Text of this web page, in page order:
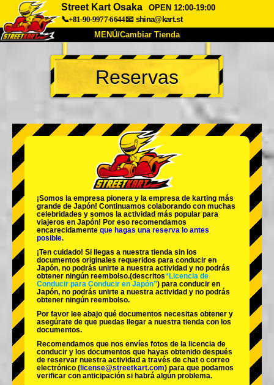
Street Kart Osaka
OPEN 12:00-19:00
📞+81-90-9977-6644📧 shina@kart.st
MENÚ/Cambiar Tienda
INICIO
Acerca de Especificaciones Precios
Preguntas Frecuentes
Empresa Reservas
Cambiar Tienda
Tokyo Shinagawa Tokyo Akihabara#1
Tokyo Akihabara#2
Tokyo Shibuya Annex Tokyo Bay
Tokyo Asakusa
Reservas
¡Somos la empresa pionera y la empresa de karting más
grande de Japón! Continuamos colaborando con muchas
celebridades y somos la actividad más popular para
viajeros en Japón! Por eso recomendamos
encarecidamente que hagas una reserva lo antes
posible.
¡Ten cuidado! Si llegas a nuestra tienda sin los
documentos originales requeridos para conducir en
Japón, no podrás unirte a nuestra actividad y no podrás
obtener ningún reembolso.(descritos“Licencia de
Conducir para Conducir en Japón”) para conducir en
Japón, no podrás unirte a nuestra actividad y no podrás
obtener ningún reembolso.
Por favor lee abajo qué documentos necesitas obtener y
asegúrate de que puedas llegar a nuestra tienda con los
documentos.
Recomendamos que nos envíes fotos de la licencia de
conducir y los documentos que hayas obtenido después
de reservar nuestra actividad a través de chat o correo
electrónico ( license@streetkart.com) para que podamos
verificar con anticipación si habrá algún problema.